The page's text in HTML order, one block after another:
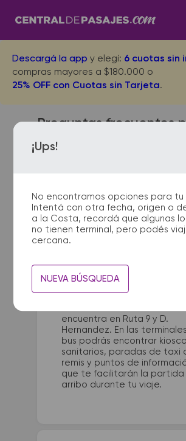
Descargá la app y elegí: 6 cuotas sin
compras mayores a $180.000 o
25% OFF con Cuotas sin Tarjeta.
¡Ups!
No encontramos opciones para tu
Intentá con otra fecha, origen o
a la Costa, recordá que algunas
no tienen terminal, pero podés
cercana.
NUEVA BÚSQUEDA
Preguntas frecuentes
viaje desde Corral de
Leones
¿Dónde quedan las
terminales de micro de
de Bustos a Leones?
La terminal de ómnibus de
encuentra en Ruta 9 y D.
Hernandez. En las
bus podrás encontrar
sanitarios, paradas de taxi
remis y puntos de
que te facilitarán la partida
arribo durante tu viaje.